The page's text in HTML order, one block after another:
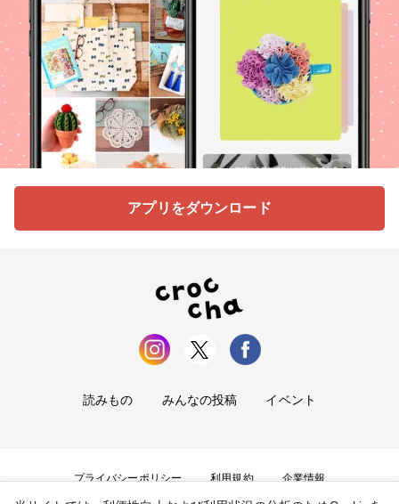
アプリをダウンロード
読みもの みんなの投稿 イベント
プライバシーポリシー 利用規約 企業情報